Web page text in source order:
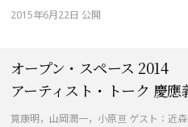
2015年6月22日 公開
オープン・スペース 2014
アーティスト・トーク 慶
筧康明，山岡潤一，小原亘 ゲスト：近